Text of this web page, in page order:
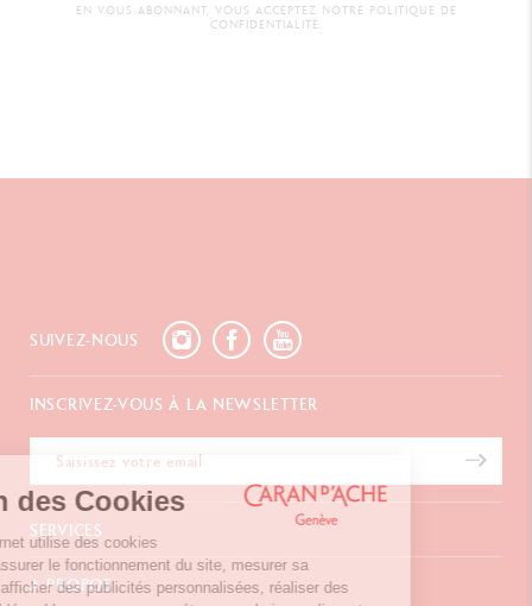
Gestion des Cookies
Notre site internet utilise des cookies
permettant d’assurer le fonctionnement du site, mesurer sa
fréquentation, afficher des publicités personnalisées, réaliser des
EN VOUS ABONNANT, VOUS ACCEPTEZ NOTRE POLITIQUE DE
CONFIDENTIALITÉ.
SUIVEZ-NOUS
INSCRIVEZ-VOUS À LA NEWSLETTER
SERVICES
E-Carte Cadeau
Paiements
A PROPOS